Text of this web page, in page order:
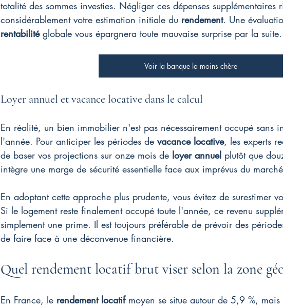
totalité des sommes investies. Négliger ces dépenses supplémentaires
considérablement votre estimation initiale du rendement. Une
rentabilité globale vous épargnera toute mauvaise surprise par la suite.
Voir la banque la moins chère
Loyer annuel et vacance locative dans le calcul
En réalité, un bien immobilier n'est pas nécessairement occupé sans
l'année. Pour anticiper les périodes de vacance locative, les experts
de baser vos projections sur onze mois de loyer annuel plutôt que
intègre une marge de sécurité essentielle face aux imprévus du
En adoptant cette approche plus prudente, vous évitez de surestimer
Si le logement reste finalement occupé toute l'année, ce revenu
simplement une prime. Il est toujours préférable de prévoir des
de faire face à une déconvenue financière.
Quel rendement locatif brut viser selon la zone
En France, le rendement locatif moyen se situe autour de 5,9 %, mais